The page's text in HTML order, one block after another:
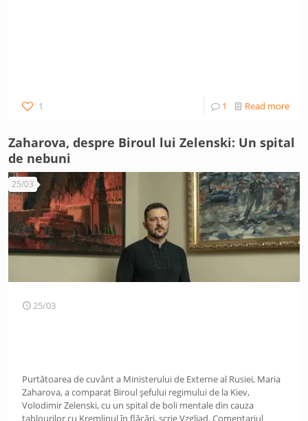
1 1 Read more
Zaharova, despre Biroul lui Zelenski: Un spital
de nebuni
25/03
25/03
Purtătoarea de cuvânt a Ministerului de Externe al Rusiei, Maria
Zaharova, a comparat Biroul șefului regimului de la Kiev,
Volodimir Zelenski, cu un spital de boli mentale din cauza
tablourilor cu Kremlinul în flăcări, scrie Vzgliad. Comentariul